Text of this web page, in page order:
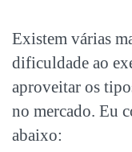
Existem várias
dificuldade ao
aproveitar os
no mercado. Eu
abaixo: